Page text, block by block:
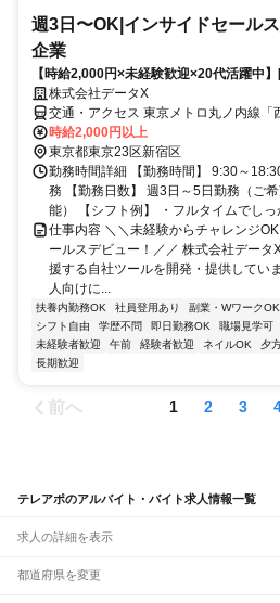
週3日〜OK|インサイドセール
企業
【時給2,000円×未経験歓迎×20代活躍中
株式会社データX
交通・アクセス 東京メトロ丸ノ内線「
大江戸線「新宿西口駅」徒歩4分、西武
時給2,000円以上
東京都東京23区新宿区
勤務時間詳細 【勤務時間】 9:30～
務 【勤務日数】 週3日～5日勤務（ご
能） 【シフト例】 ・フルタイムでしっ
仕事内容 ＼＼未経験からチャレンジ
ールスデビュー！／／ 株式会社データ
援する自社ツールを開発・提供してい
人向けに...
扶養内勤務OK 社員登用あり 副業・WワークOK
シフト自由
学歴不問 即日勤務OK 職場見学可
未経験者歓迎
午前 経験者歓迎 ネイルOK 夕
長期歓迎
前へ 1 2 3
テレアポのアルバイト・バイト求人情報一覧
求人の詳細を表示
都道府県を変更